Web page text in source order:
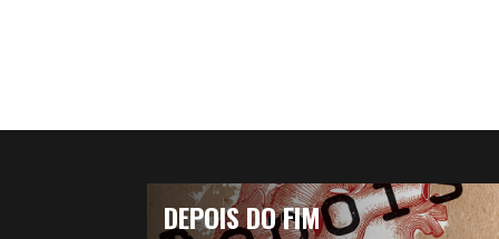
DEPOIS DO FIM